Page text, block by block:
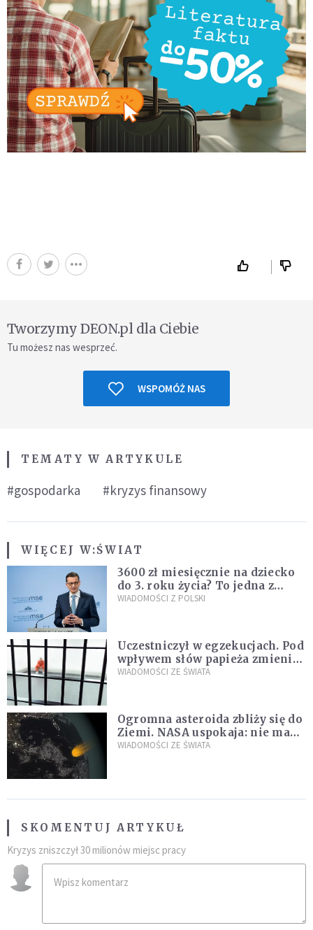
Tworzymy DEON.pl dla Ciebie
Tu możesz nas wesprzeć.
WSPOMÓŻ NAS
TEMATY W ARTYKULE
#gospodarka #kryzys finansowy
WIĘCEJ W:ŚWIAT
3600 zł miesięcznie na dziecko
do 3. roku życia? To jedna z
propozycji programu "Rozwój
WIADOMOŚCI Z POLSKI
Uczestniczył w egzekucjach. Pod
wpływem słów papieża zmienił
zdanie
WIADOMOŚCI ZE ŚWIATA
Ogromna asteroida zbliży się do
Ziemi. NASA uspokaja: nie ma
zagrożenia
WIADOMOŚCI ZE ŚWIATA
SKOMENTUJ ARTYKUŁ
Kryzys zniszczył 30 milionów miejsc pracy